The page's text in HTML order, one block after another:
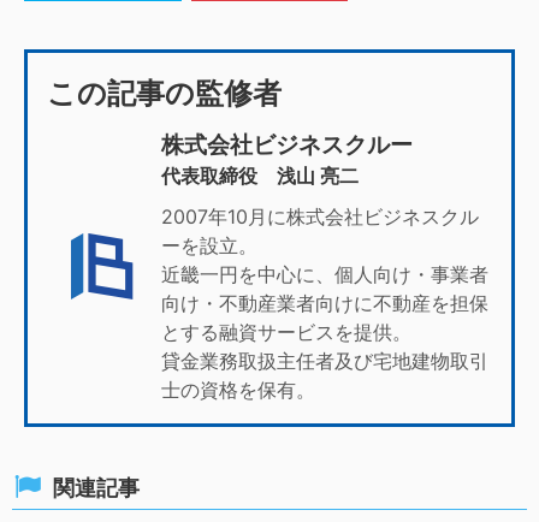
この記事の監修者
株式会社ビジネスクルー
代表取締役 浅山 亮二
2007年10月に株式会社ビジネスクル
ーを設立。
近畿一円を中心に、個人向け・事業者
向け・不動産業者向けに不動産を担保
とする融資サービスを提供。
貸金業務取扱主任者及び宅地建物取引
士の資格を保有。
関連記事